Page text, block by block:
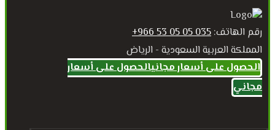
رقم الهاتف: 035 05 05 53 966+
المملكة العربية السعودية - الرياض
الحصول على أسعار مجانيالحصول على أسعار
مجاني